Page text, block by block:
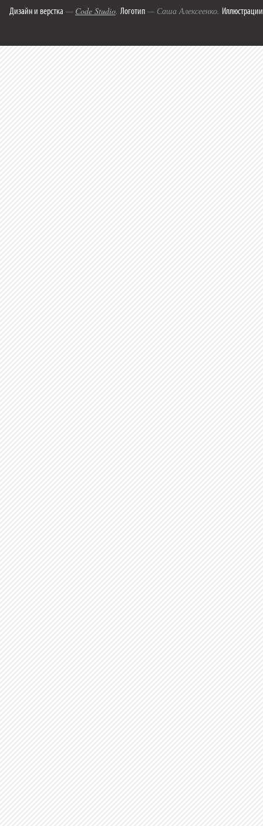
Дизайн и верстка — Code Studio. Логотип — Саша Алексеенко. Иллюстрации